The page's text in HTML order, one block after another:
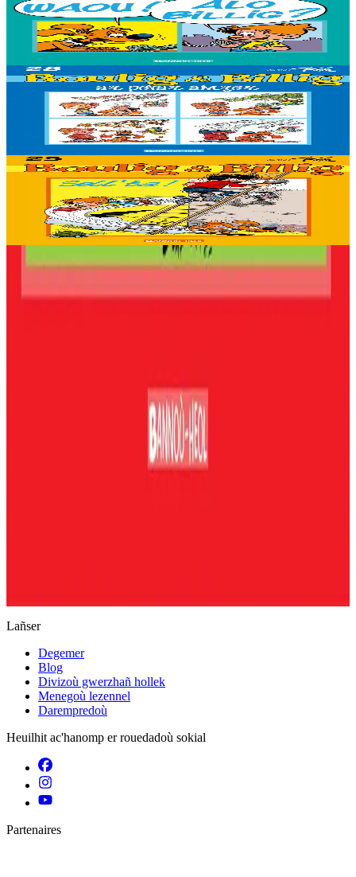
Waou ! Alo Billig ?
Stok diviet
Bannoù-heol
Ar pevar amzer
Stok diviet
Stok diviet
Bannoù-heol
Sell 'ta !
Stok diviet
Lañser
Degemer
Blog
Divizoù gwerzhañ hollek
Menegoù lezennel
Darempredoù
Heuilhit ac'hanomp er rouedadoù sokial
Partenaires